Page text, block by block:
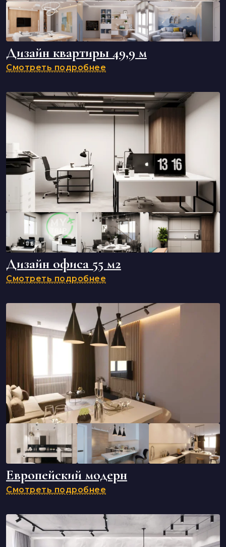
Дизайн квартиры 49,9 м
Смотреть подробнее
Дизайн офиса 55 м2
Смотреть подробнее
Европейский модерн
Смотреть подробнее